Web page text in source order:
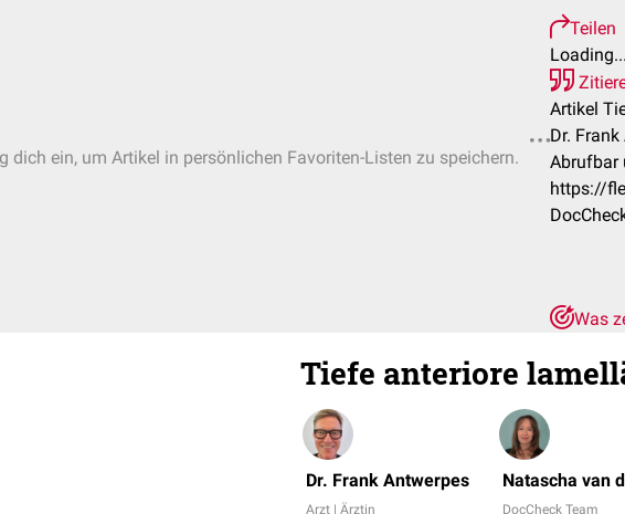
dich ein, um Artikel in persönlichen Favoriten-Listen zu speichern.
Teilen
Loading...
Artikel
Dr.
Abrufbar
https://
Was
Tiefe anteriore
Dr. Frank Antwerpes
Arzt | Ärztin
Natascha van
DocCheck Team